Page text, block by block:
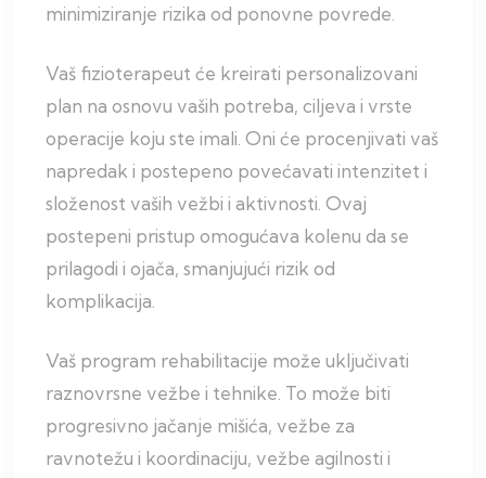
minimiziranje rizika od ponovne povrede.
Vaš fizioterapeut će kreirati personalizovani
plan na osnovu vaših potreba, ciljeva i vrste
operacije koju ste imali. Oni će procenjivati vaš
napredak i postepeno povećavati intenzitet i
složenost vaših vežbi i aktivnosti. Ovaj
postepeni pristup omogućava kolenu da se
prilagodi i ojača, smanjujući rizik od
komplikacija.
Vaš program rehabilitacije može uključivati
raznovrsne vežbe i tehnike. To može biti
progresivno jačanje mišića, vežbe za
ravnotežu i koordinaciju, vežbe agilnosti i